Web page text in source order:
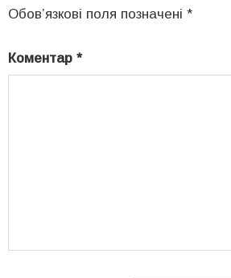
Обов’язкові поля позначені *
Коментар *